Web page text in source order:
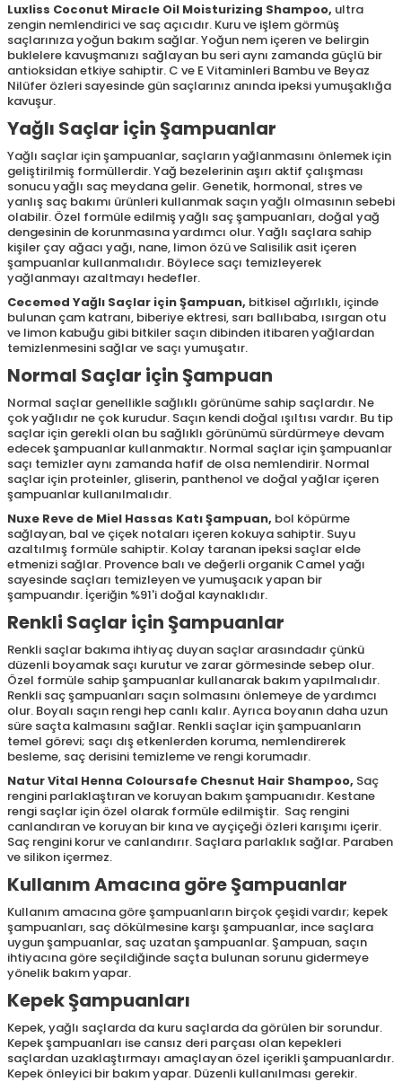
Luxliss Coconut Miracle Oil Moisturizing Shampoo, ultra
zengin nemlendirici ve saç açıcıdır. Kuru ve işlem görmüş
saçlarınıza yoğun bakım sağlar. Yoğun nem içeren ve belirgin
buklelere kavuşmanızı sağlayan bu seri aynı zamanda güçlü bir
antioksidan etkiye sahiptir. C ve E Vitaminleri Bambu ve Beyaz
Nilüfer özleri sayesinde gün saçlarınız anında ipeksi yumuşaklığa
kavuşur.
Yağlı Saçlar için Şampuanlar
Yağlı saçlar için şampuanlar, saçların yağlanmasını önlemek için
geliştirilmiş formüllerdir. Yağ bezelerinin aşırı aktif çalışması
sonucu yağlı saç meydana gelir. Genetik, hormonal, stres ve
yanlış saç bakımı ürünleri kullanmak saçın yağlı olmasının sebebi
olabilir. Özel formüle edilmiş yağlı saç şampuanları, doğal yağ
dengesinin de korunmasına yardımcı olur. Yağlı saçlara sahip
kişiler çay ağacı yağı, nane, limon özü ve Salisilik asit içeren
şampuanlar kullanmalıdır. Böylece saçı temizleyerek
yağlanmayı azaltmayı hedefler.
Cecemed Yağlı Saçlar için Şampuan, bitkisel ağırlıklı, içinde
bulunan çam katranı, biberiye ektresi, sarı ballıbaba, ısırgan otu
ve limon kabuğu gibi bitkiler saçın dibinden itibaren yağlardan
temizlenmesini sağlar ve saçı yumuşatır.
Normal Saçlar için Şampuan
Normal saçlar genellikle sağlıklı görünüme sahip saçlardır. Ne
çok yağlıdır ne çok kurudur. Saçın kendi doğal ışıltısı vardır. Bu tip
saçlar için gerekli olan bu sağlıklı görünümü sürdürmeye devam
edecek şampuanlar kullanmaktır. Normal saçlar için şampuanlar
saçı temizler aynı zamanda hafif de olsa nemlendirir. Normal
saçlar için proteinler, gliserin, panthenol ve doğal yağlar içeren
şampuanlar kullanılmalıdır.
Nuxe Reve de Miel Hassas Katı Şampuan, bol köpürme
sağlayan, bal ve çiçek notaları içeren kokuya sahiptir. Suyu
azaltılmış formüle sahiptir. Kolay taranan ipeksi saçlar elde
etmenizi sağlar. Provence balı ve değerli organik Camel yağı
sayesinde saçları temizleyen ve yumuşacık yapan bir
şampuandır. İçeriğin %91'i doğal kaynaklıdır.
Renkli Saçlar için Şampuanlar
Renkli saçlar bakıma ihtiyaç duyan saçlar arasındadır çünkü
düzenli boyamak saçı kurutur ve zarar görmesinde sebep olur.
Özel formüle sahip şampuanlar kullanarak bakım yapılmalıdır.
Renkli saç şampuanları saçın solmasını önlemeye de yardımcı
olur. Boyalı saçın rengi hep canlı kalır. Ayrıca boyanın daha uzun
süre saçta kalmasını sağlar. Renkli saçlar için şampuanların
temel görevi; saçı dış etkenlerden koruma, nemlendirerek
besleme, saç derisini temizleme ve rengi korumadır.
Natur Vital Henna Coloursafe Chesnut Hair Shampoo, Saç
rengini parlaklaştıran ve koruyan bakım şampuanıdır. Kestane
rengi saçlar için özel olarak formüle edilmiştir. Saç rengini
canlandıran ve koruyan bir kına ve ayçiçeği özleri karışımı içerir.
Saç rengini korur ve canlandırır. Saçlara parlaklık sağlar. Paraben
ve silikon içermez.
Kullanım Amacına göre Şampuanlar
Kullanım amacına göre şampuanların birçok çeşidi vardır; kepek
şampuanları, saç dökülmesine karşı şampuanlar, ince saçlara
uygun şampuanlar, saç uzatan şampuanlar. Şampuan, saçın
ihtiyacına göre seçildiğinde saçta bulunan sorunu gidermeye
yönelik bakım yapar.
Kepek Şampuanları
Kepek, yağlı saçlarda da kuru saçlarda da görülen bir sorundur.
Kepek şampuanları ise cansız deri parçası olan kepekleri
saçlardan uzaklaştırmayı amaçlayan özel içerikli şampuanlardır.
Kepek önleyici bir bakım yapar. Düzenli kullanılması gerekir.